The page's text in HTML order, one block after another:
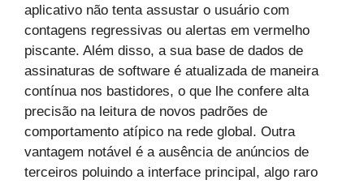
aplicativo não tenta assustar o usuário com
contagens regressivas ou alertas em vermelho
piscante. Além disso, a sua base de dados de
assinaturas de software é atualizada de maneira
contínua nos bastidores, o que lhe confere alta
precisão na leitura de novos padrões de
comportamento atípico na rede global. Outra
vantagem notável é a ausência de anúncios de
terceiros poluindo a interface principal, algo raro